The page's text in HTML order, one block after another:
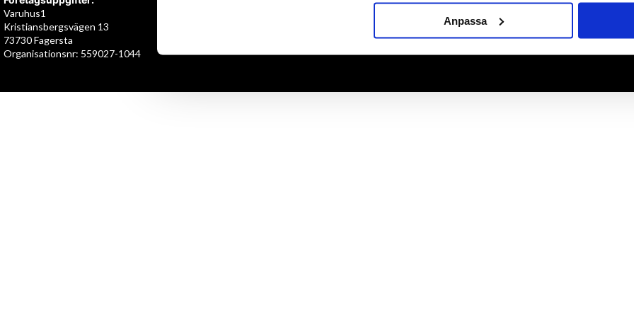
Anpassa
Varuhus1
Kristiansbergsvägen 13
73730 Fagersta
Organisationsnr: 559027-1044